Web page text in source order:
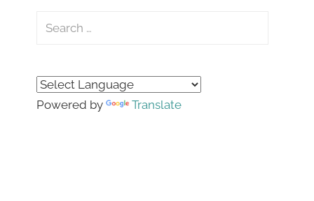
Search
Powered by Translate